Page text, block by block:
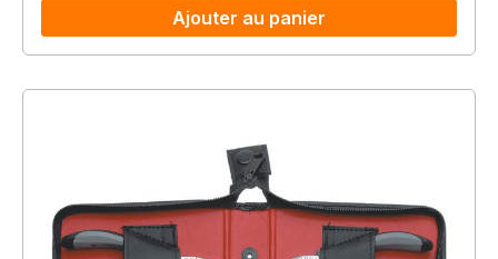
Ajouter au panier